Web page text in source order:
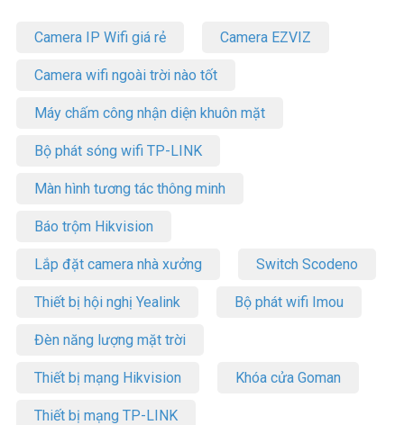
Camera IP Wifi giá rẻ Camera EZVIZ
Camera wifi ngoài trời nào tốt
Máy chấm công nhận diện khuôn mặt
Bộ phát sóng wifi TP-LINK
Màn hình tương tác thông minh
Báo trộm Hikvision
Lắp đặt camera nhà xưởng Switch Scodeno
Thiết bị hội nghị Yealink Bộ phát wifi Imou
Đèn năng lượng mặt trời
Thiết bị mạng Hikvision Khóa cửa Goman
Thiết bị mạng TP-LINK